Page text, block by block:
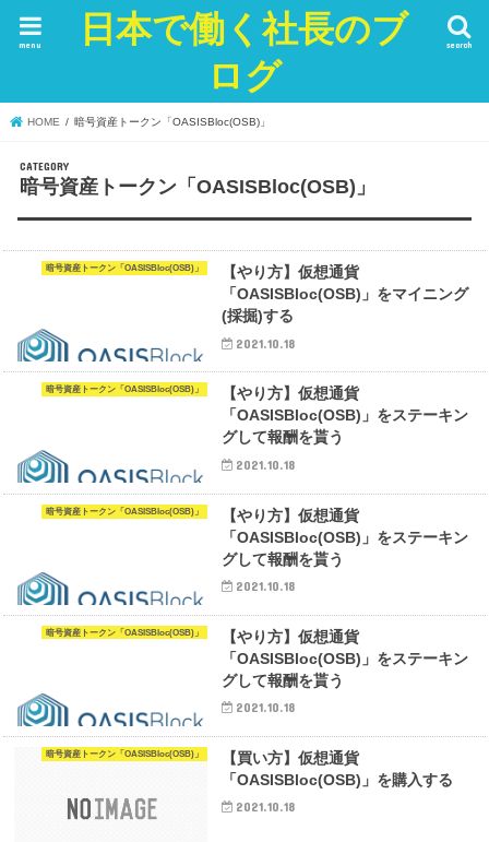
日本で働く社長のブ
ログ
search
menu
HOME 暗号資産トークン「OASISBloc(OSB)」
暗号資産トークン「OASISBloc(OSB)」
暗号資産トークン「OASISBloc(OSB)」
【やり方】仮想通貨
「OASISBloc(OSB)」をマイニング
(採掘)する
2021.10.18
暗号資産トークン「OASISBloc(OSB)」
【やり方】仮想通貨
「OASISBloc(OSB)」をステーキン
グして報酬を貰う
2021.10.18
暗号資産トークン「OASISBloc(OSB)」
【やり方】仮想通貨
「OASISBloc(OSB)」をステーキン
グして報酬を貰う
2021.10.18
暗号資産トークン「OASISBloc(OSB)」
【やり方】仮想通貨
「OASISBloc(OSB)」をステーキン
グして報酬を貰う
2021.10.18
暗号資産トークン「OASISBloc(OSB)」
【買い方】仮想通貨
「OASISBloc(OSB)」を購入する
2021.10.18